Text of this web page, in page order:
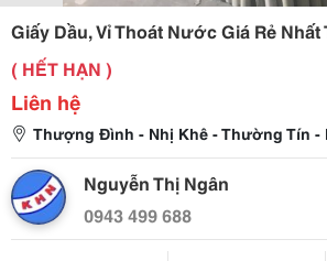
Giấy Dầu, Vỉ Thoát Nước Giá Rẻ
( HẾT HẠN )
Liên hệ
Thượng Đình - Nhị Khê - Thường Tín -
Nguyễn Thị Ngân
0943 499 688